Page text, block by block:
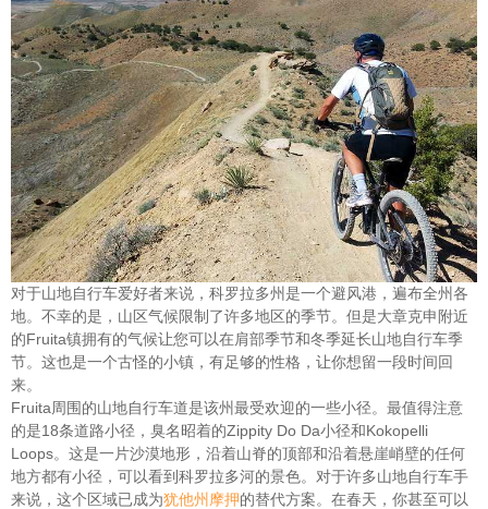
对于山地自行车爱好者来说，科罗拉多州是一个避风港，遍布全州各
地。不幸的是，山区气候限制了许多地区的季节。但是大章克申附近
的Fruita镇拥有的气候让您可以在肩部季节和冬季延长山地自行车季
节。这也是一个古怪的小镇，有足够的性格，让你想留一段时间回
来。
Fruita周围的山地自行车道是该州最受欢迎的一些小径。最值得注意
的是18条道路小径，臭名昭着的Zippity Do Da小径和Kokopelli
Loops。这是一片沙漠地形，沿着山脊的顶部和沿着悬崖峭壁的任何
地方都有小径，可以看到科罗拉多河的景色。对于许多山地自行车手
来说，这个区域已成为犹他州摩押的替代方案。在春天，你甚至可以